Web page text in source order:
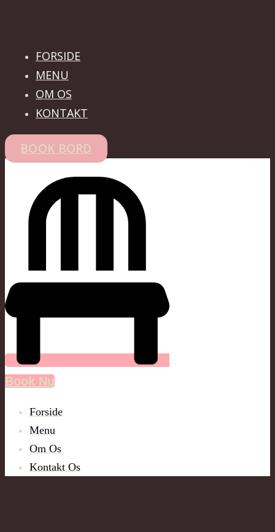
FORSIDE
MENU
OM OS
KONTAKT
BOOK BORD
Book Nu
Forside
Menu
Om Os
Kontakt Os